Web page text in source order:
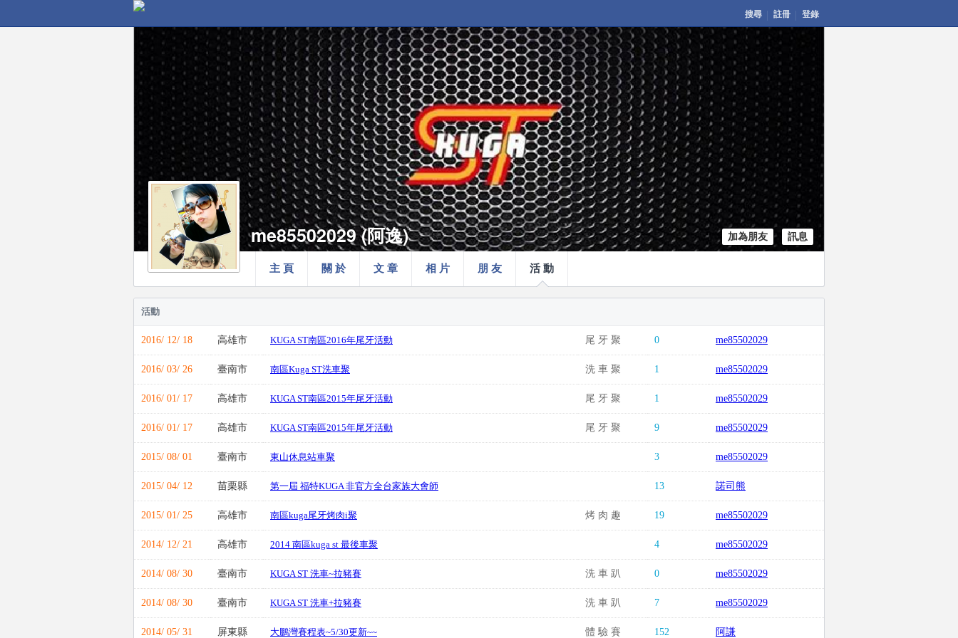
搜尋 註冊 登錄
主 頁 關 於 文 章 相 片 朋 友 活 動
me85502029 (阿逸) 訊息
加為朋友
活動
2016/ 12/ 18 高雄市 KUGA ST南區2016年尾牙活動 尾 牙 聚 0 me85502029
2016/ 03/ 26 臺南市 南區Kuga ST洗車聚 洗 車 聚 1 me85502029
2016/ 01/ 17 高雄市 KUGA ST南區2015年尾牙活動 尾 牙 聚 1 me85502029
2016/ 01/ 17 高雄市 KUGA ST南區2015年尾牙活動 尾 牙 聚 9 me85502029
2015/ 08/ 01 臺南市 東山休息站車聚 3 me85502029
2015/ 04/ 12 苗栗縣 第一屆 福特KUGA 非官方全台家族大會師 13 諾司熊
2015/ 01/ 25 高雄市 南區kuga尾牙烤肉i聚 烤 肉 趣 19 me85502029
2014/ 12/ 21 高雄市 2014 南區kuga st 最後車聚 4 me85502029
2014/ 08/ 30 臺南市 KUGA ST 洗車~拉豬賽 洗 車 趴 0 me85502029
2014/ 08/ 30 臺南市 KUGA ST 洗車+拉豬賽 洗 車 趴 7 me85502029
2014/ 05/ 31 屏東縣 大鵬灣賽程表~5/30更新~~ 體 驗 賽 152 阿謙